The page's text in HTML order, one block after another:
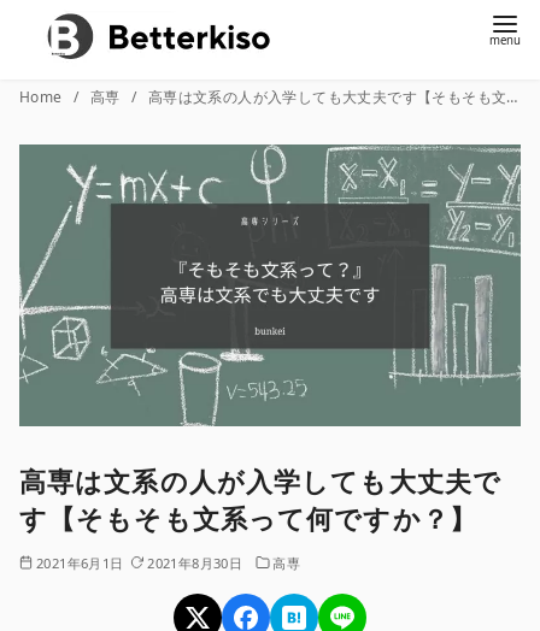
Home 高専 高専は文系の人が入学しても大丈夫です【そもそも文系って何ですか？】
高専は文系の人が入学しても大丈夫で
す【そもそも文系って何ですか？】
2021年6月1日 2021年8月30日 高専